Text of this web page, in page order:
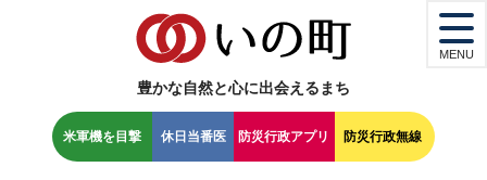
豊かな自然と心に出会えるまち
米軍機を目撃 休日当番医 防災行政アプリ 防災行政無線
MENU